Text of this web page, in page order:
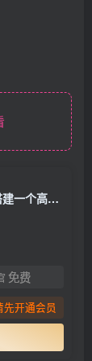
Shopify独立站/建站实战课，从0-1手把手教你搭建一个高质量的独立站
免费
开通会员